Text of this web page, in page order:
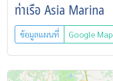
ท่าเรือ Asia Marina
ข้อมูลแผนที่ Google Map